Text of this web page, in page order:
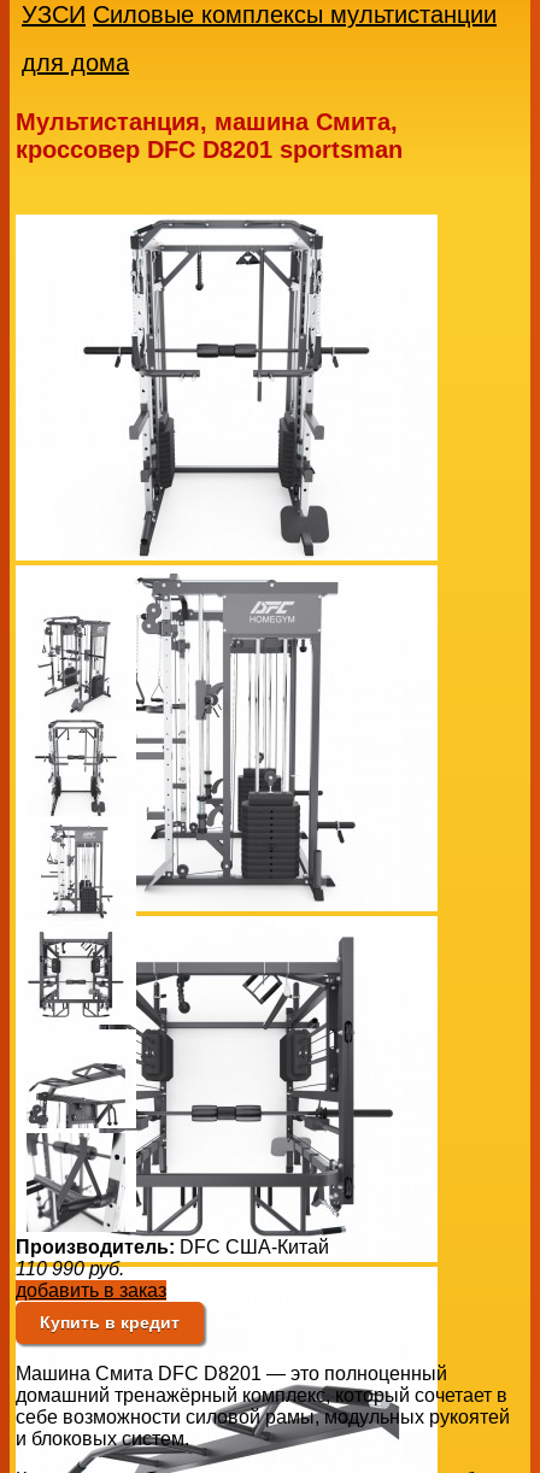
УЗСИ Силовые комплексы мультистанции
для дома
Мультистанция, машина Смита,
кроссовер DFC D8201 sportsman
Производитель: DFC США-Китай
110 990 руб.
добавить в заказ
Купить в кредит
Машина Смита DFC D8201 — это полноценный
домашний тренажёрный комплекс, который сочетает в
себе возможности силовой рамы, модульных рукоятей
и блоковых систем.